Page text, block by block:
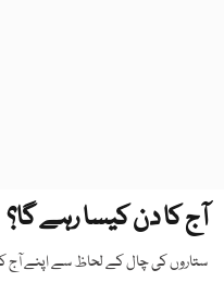
آج کا دن کیسا رہے گا؟
ستاروں کی چال کے لحاظ سے اپنے آج